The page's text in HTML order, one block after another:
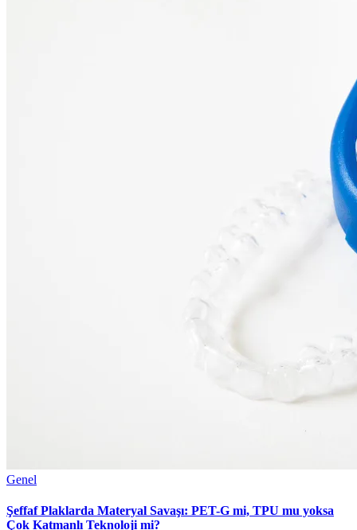
Genel
Şeffaf Plaklarda Materyal Savaşı: PET-G mi, TPU mu yoksa
Çok Katmanlı Teknoloji mi?